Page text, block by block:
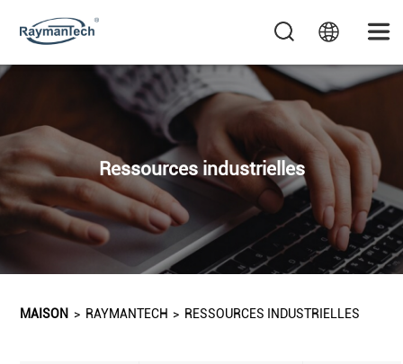
Ressources industrielles
MAISON > RAYMANTECH > RESSOURCES INDUSTRIELLES